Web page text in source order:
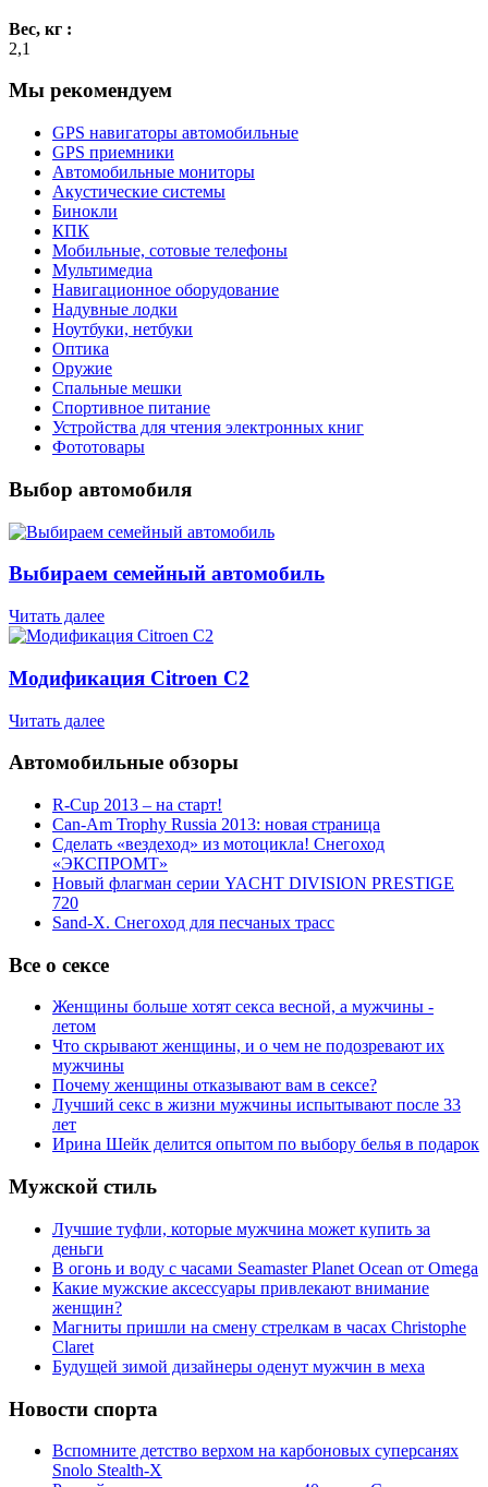
Вес, кг :
2,1
Мы рекомендуем
GPS навигаторы автомобильные
GPS приемники
Автомобильные мониторы
Акустические системы
Бинокли
КПК
Мобильные, сотовые телефоны
Мультимедиа
Навигационное оборудование
Надувные лодки
Ноутбуки, нетбуки
Оптика
Оружие
Спальные мешки
Спортивное питание
Устройства для чтения электронных книг
Фототовары
Выбор автомобиля
Выбираем семейный автомобиль
Читать далее
Модификация Citroen С2
Читать далее
Автомобильные обзоры
R-Cup 2013 – на старт!
Can-Am Trophy Russia 2013: новая страница
Сделать «вездеход» из мотоцикла! Снегоход
«ЭКСПРОМТ»
Новый флагман серии YACHT DIVISION PRESTIGE
720
Sand-X. Снегоход для песчаных трасс
Все о сексе
Женщины больше хотят секса весной, а мужчины -
летом
Что скрывают женщины, и о чем не подозревают их
мужчины
Почему женщины отказывают вам в сексе?
Лучший секс в жизни мужчины испытывают после 33
лет
Ирина Шейк делится опытом по выбору белья в подарок
Мужской стиль
Лучшие туфли, которые мужчина может купить за
деньги
В огонь и воду с часами Seamaster Planet Ocean от Omega
Какие мужские аксессуары привлекают внимание
женщин?
Магниты пришли на смену стрелкам в часах Christophe
Claret
Будущей зимой дизайнеры оденут мужчин в меха
Новости спорта
Вспомните детство верхом на карбоновых суперсанях
Snolo Stealth-X